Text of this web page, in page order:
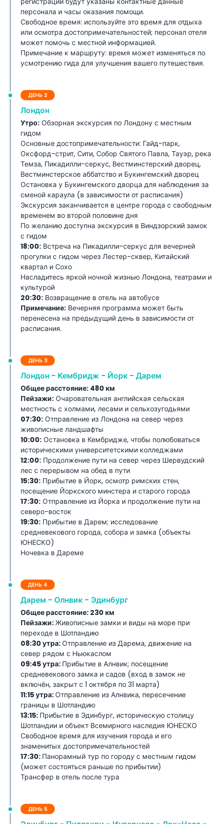
Включено
Условия и положения
персонала и часы оказания помощи.
Свободное время: используйте это время для отдыха
или осмотра достопримечательностей; персонал отеля
может помочь с местной информацией.
Примечание к маршруту: время может изменяться по
усмотрению гида для улучшения вашего путешествия.
ДЕНЬ 2
Лондон
Утро: Обзорная экскурсия по Лондону с местным
гидом
Основные достопримечательности: Гайд-парк,
Оксфорд-стрит, Сити, Собор Святого Павла, Тауэр, река
Темза, Пикадилли-серкус, Вестминстерский дворец,
Вестминстерское аббатство и Букингемский дворец
Остановка у Букингемского дворца для наблюдения за
сменой караула (в зависимости от расписания)
Экскурсия заканчивается в центре города с свободным
временем во второй половине дня
По желанию доступна экскурсия в Виндзорский замок
с гидом
18:00: Встреча на Пикадилли-серкус для вечерней
прогулки с гидом через Лестер-сквер, Китайский
квартал и Сохо
Насладитесь яркой ночной жизнью Лондона, театрами и
культурой
20:30: Возвращение в отель на автобусе
Примечание: Вечерняя программа может быть
перенесена на предыдущий день в зависимости от
расписания.
ДЕНЬ 3
Лондон - Кембридж - Йорк - Дарем
Общее расстояние: 480 км
Пейзажи: Очаровательная английская сельская
местность с холмами, лесами и сельхозугодьями
07:30: Отправление из Лондона на север через
живописные ландшафты
10:00: Остановка в Кембридже, чтобы полюбоваться
историческими университетскими колледжами
12:00: Продолжение пути на север через Шервудский
лес с перерывом на обед в пути
15:30: Прибытие в Йорк, осмотр римских стен,
посещение Йоркского минстера и старого города
17:30: Отправление из Йорка и продолжение пути на
северо-восток
19:30: Прибытие в Дарем; исследование
средневекового города, собора и замка (объекты
ЮНЕСКО)
Ночевка в Дареме
ДЕНЬ 4
Дарем - Олнвик - Эдинбург
Общее расстояние: 230 км
Пейзажи:Живописные замки и виды на море при
переходе в Шотландию
08:30 утра:Отправление из Дарема, движение на
север рядом с Ньюкаслом
09:45 утра: Прибытие в Алнвик; посещение
средневекового замка и садов (вход в замок не
включён, закрыт с 1 октября по 31 марта)
11:15 утра:Отправление из Алнвика, пересечение
границы в Шотландию
13:15: Прибытие в Эдинбург, историческую столицу
Шотландии и объект Всемирного наследия ЮНЕСКО
Свободное время для изучения города и его
знаменитых достопримечательностей
17:30: Панорамный тур по городу с местным гидом
(может состояться раньше по прибытии)
Трансфер в отель после тура
ДЕНЬ 5